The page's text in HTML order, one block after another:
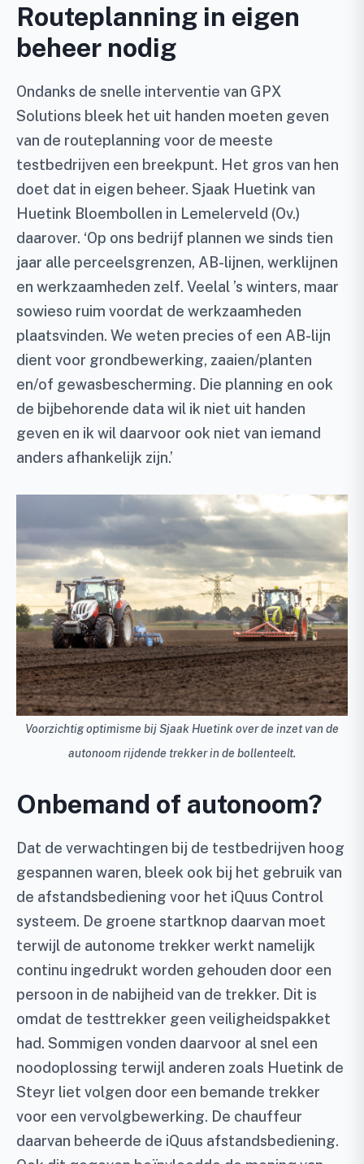
Routeplanning in eigen
beheer nodig
Ondanks de snelle interventie van GPX
Solutions bleek het uit handen moeten geven
van de routeplanning voor de meeste
testbedrijven een breekpunt. Het gros van hen
doet dat in eigen beheer. Sjaak Huetink van
Huetink Bloembollen in Lemelerveld (Ov.)
daarover. ‘Op ons bedrijf plannen we sinds tien
jaar alle perceelsgrenzen, AB-lijnen, werklijnen
en werkzaamheden zelf. Veelal ’s winters, maar
sowieso ruim voordat de werkzaamheden
plaatsvinden. We weten precies of een AB-lijn
dient voor grondbewerking, zaaien/planten
en/of gewasbescherming. Die planning en ook
de bijbehorende data wil ik niet uit handen
geven en ik wil daarvoor ook niet van iemand
anders afhankelijk zijn.’
Voorzichtig optimisme bij Sjaak Huetink over de inzet van de
autonoom rijdende trekker in de bollenteelt.
Onbemand of autonoom?
Dat de verwachtingen bij de testbedrijven hoog
gespannen waren, bleek ook bij het gebruik van
de afstandsbediening voor het iQuus Control
systeem. De groene startknop daarvan moet
terwijl de autonome trekker werkt namelijk
continu ingedrukt worden gehouden door een
persoon in de nabijheid van de trekker. Dit is
omdat de testtrekker geen veiligheidspakket
had. Sommigen vonden daarvoor al snel een
noodoplossing terwijl anderen zoals Huetink de
Steyr liet volgen door een bemande trekker
voor een vervolgbewerking. De chauffeur
daarvan beheerde de iQuus afstandsbediening.